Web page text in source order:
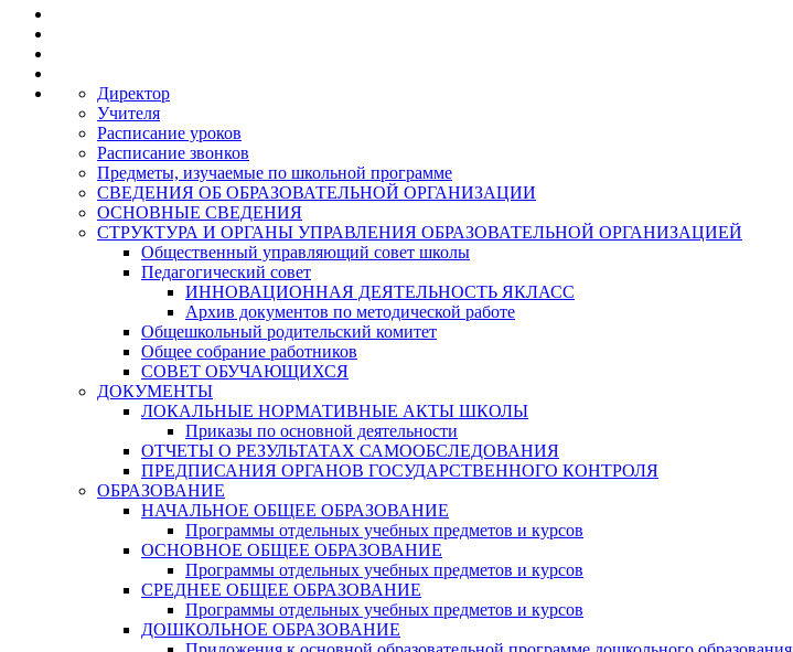
Директор
Учителя
Расписание уроков
Расписание звонков
Предметы, изучаемые по школьной программе
СВЕДЕНИЯ ОБ ОБРАЗОВАТЕЛЬНОЙ ОРГАНИЗАЦИИ
ОСНОВНЫЕ СВЕДЕНИЯ
СТРУКТУРА И ОРГАНЫ УПРАВЛЕНИЯ ОБРАЗОВАТЕЛЬНОЙ ОРГАНИЗАЦИЕЙ
Общественный управляющий совет школы
Педагогический совет
ИННОВАЦИОННАЯ ДЕЯТЕЛЬНОСТЬ ЯКЛАСС
Архив документов по методической работе
Общешкольный родительский комитет
Общее собрание работников
СОВЕТ ОБУЧАЮЩИХСЯ
ДОКУМЕНТЫ
ЛОКАЛЬНЫЕ НОРМАТИВНЫЕ АКТЫ ШКОЛЫ
Приказы по основной деятельности
ОТЧЕТЫ О РЕЗУЛЬТАТАХ САМООБСЛЕДОВАНИЯ
ПРЕДПИСАНИЯ ОРГАНОВ ГОСУДАРСТВЕННОГО КОНТРОЛЯ
ОБРАЗОВАНИЕ
НАЧАЛЬНОЕ ОБЩЕЕ ОБРАЗОВАНИЕ
Программы отдельных учебных предметов и курсов
ОСНОВНОЕ ОБЩЕЕ ОБРАЗОВАНИЕ
Программы отдельных учебных предметов и курсов
СРЕДНЕЕ ОБЩЕЕ ОБРАЗОВАНИЕ
Программы отдельных учебных предметов и курсов
ДОШКОЛЬНОЕ ОБРАЗОВАНИЕ